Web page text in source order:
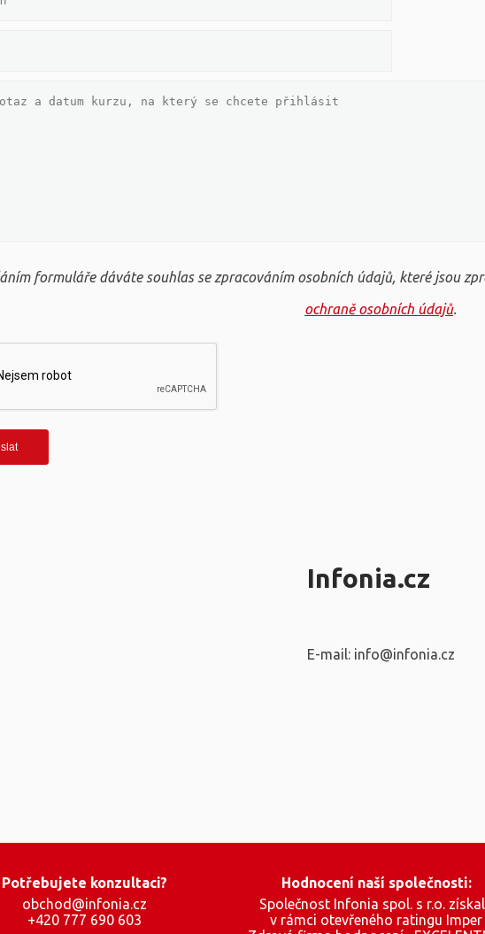
formuláře dáváte souhlas se zpracováním osobních údajů, které jsou
ochraně osobních údajů.
Infonia.cz
E-mail: info@infonia.cz
Potřebujete konzultaci?
obchod@infonia.cz
+420 777 690 603
Hodnocení naší společnosti:
Společnost Infonia spol. s r.o.
v rámci otevřeného ratingu Imper